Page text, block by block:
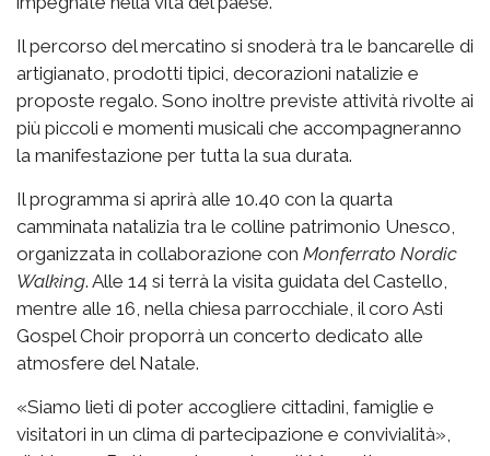
Il percorso del mercatino si snoderà tra le bancarelle di
artigianato, prodotti tipici, decorazioni natalizie e
proposte regalo. Sono inoltre previste attività rivolte ai
più piccoli e momenti musicali che accompagneranno
la manifestazione per tutta la sua durata.
Il programma si aprirà alle 10.40 con la quarta
camminata natalizia tra le colline patrimonio Unesco,
organizzata in collaborazione con Monferrato Nordic
Walking. Alle 14 si terrà la visita guidata del Castello,
mentre alle 16, nella chiesa parrocchiale, il coro Asti
Gospel Choir proporrà un concerto dedicato alle
atmosfere del Natale.
«Siamo lieti di poter accogliere cittadini, famiglie e
visitatori in un clima di partecipazione e convivialità»,